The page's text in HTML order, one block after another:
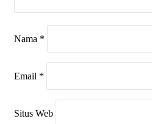
Nama *
Email *
Situs Web